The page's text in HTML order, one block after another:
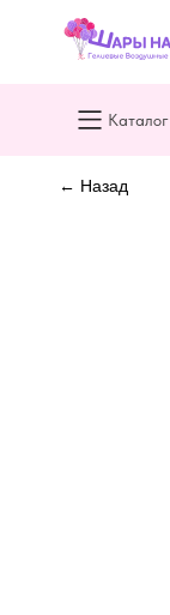
Каталог
← Назад